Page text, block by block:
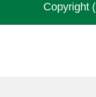
Copyright